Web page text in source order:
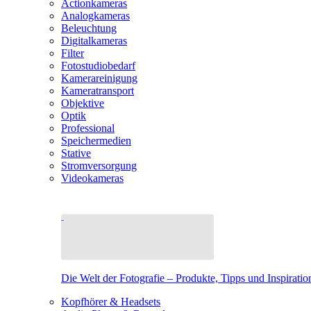
Actionkameras
Analogkameras
Beleuchtung
Digitalkameras
Filter
Fotostudiobedarf
Kamerareinigung
Kameratransport
Objektive
Optik
Professional
Speichermedien
Stative
Stromversorgung
Videokameras
Die Welt der Fotografie – Produkte, Tipps und
Kopfhörer & Headsets